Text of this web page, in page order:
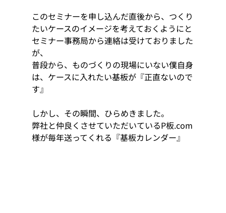
このセミナーを申し込んだ直後から、つくり
たいケースのイメージを考えておくようにと
セミナー事務局から連絡は受けておりました
が、
普段から、ものづくりの現場にいない僕自身
は、ケースに入れたい基板が『正直ないので
す』
しかし、その瞬間、ひらめきました。
弊社と仲良くさせていただいているP板.com
様が毎年送ってくれる『基板カレンダー』